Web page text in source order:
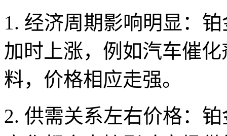
1. 经济周期影响明显：
加时上涨，例如汽车催
料，价格相应走强。
2. 供需关系左右价格：